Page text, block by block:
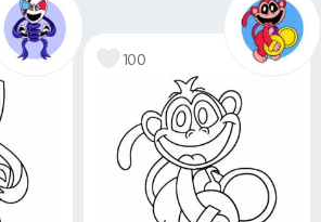
100